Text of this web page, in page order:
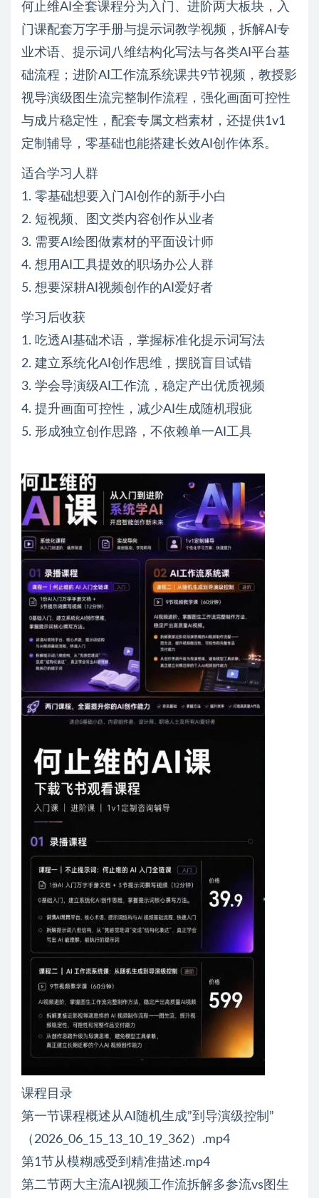
何止维AI全套课程分为入门、进阶两大板块，入
门课配套万字手册与提示词教学视频，拆解AI专
业术语、提示词八维结构化写法与各类AI平台基
础流程；进阶AI工作流系统课共9节视频，教授影
视导演级图生流完整制作流程，强化画面可控性
与成片稳定性，配套专属文档素材，还提供1v1
定制辅导，零基础也能搭建长效AI创作体系。
适合学习人群
1. 零基础想要入门AI创作的新手小白
2. 短视频、图文类内容创作从业者
3. 需要AI绘图做素材的平面设计师
4. 想用AI工具提效的职场办公人群
5. 想要深耕AI视频创作的AI爱好者
学习后收获
1. 吃透AI基础术语，掌握标准化提示词写法
2. 建立系统化AI创作思维，摆脱盲目试错
3. 学会导演级AI工作流，稳定产出优质视频
4. 提升画面可控性，减少AI生成随机瑕疵
5. 形成独立创作思路，不依赖单一AI工具
课程目录
第一节课程概述从AI随机生成”到导演级控制”
（2026_06_15_13_10_19_362）.mp4
第1节从模糊感受到精准描述.mp4
第二节两大主流AI视频工作流拆解多参流vs图生